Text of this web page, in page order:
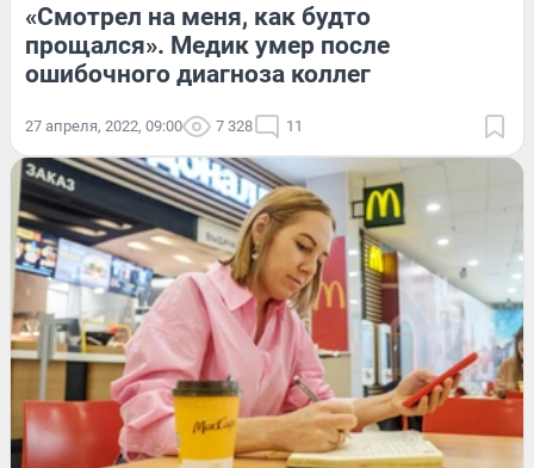
«Смотрел на меня, как будто
прощался». Медик умер после
ошибочного диагноза коллег
27 апреля, 2022, 09:00 7 328 11